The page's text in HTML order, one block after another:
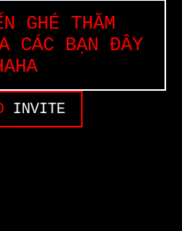
GHÉ THĂM
CÁC BẠN ĐÂY
INVITE